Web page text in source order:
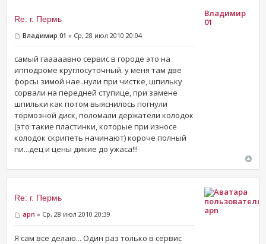
Re: г. Пермь
Владимир 01 » Ср, 28 июл 2010 20:04
самый гааааавно сервис в городе это на
ипподроме круглосуточный. у меня там две
форсы зимой нае..нули при чистке, шпильку
сорвали на передней ступице, при замене
шпильки как потом выяснилось погнули
тормозной диск, поломали держатели колодок
(это такие пластинки, которые при износе
колодок скрипеть начинают) короче полный
пи...дец и цены дикие до ужаса!!!
Владимир
01
Re: г. Пермь
apn » Ср, 28 июл 2010 20:39
Я сам все делаю... Один раз только в сервис
apn